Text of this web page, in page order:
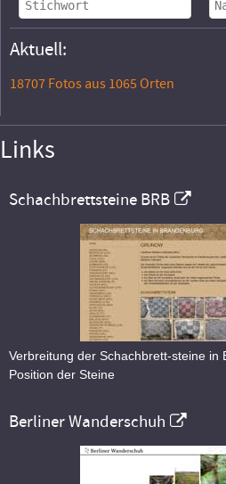
Aktuell:
18707 Fotos aus 1065 Orten
Links
Schachbrettsteine BRB
Verbreitung der Schachbrett-steine in
Position der Steine
Berliner Wanderschuh